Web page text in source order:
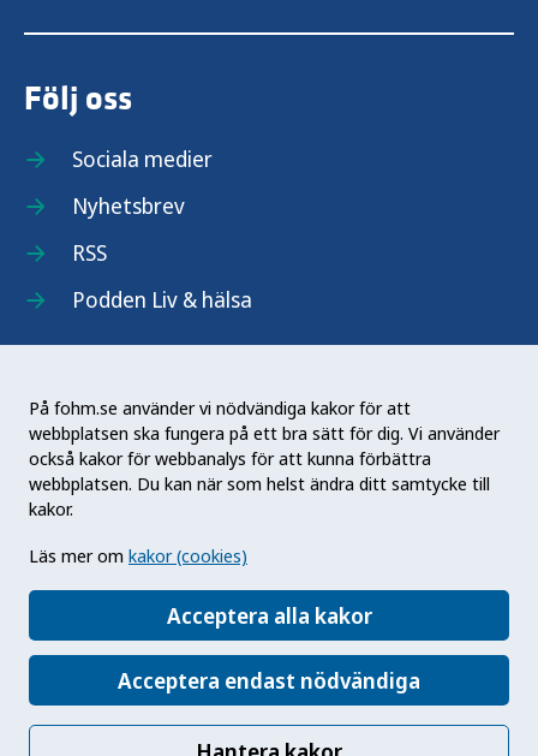
På fohm.se använder vi nödvändiga kakor för att
webbplatsen ska fungera på ett bra sätt för dig. Vi använder
också kakor för webbanalys för att kunna förbättra
webbplatsen. Du kan när som helst ändra ditt samtycke till
kakor.
Läs mer om kakor (cookies)
Acceptera alla kakor
Acceptera endast nödvändiga
Följ oss
Sociala medier
Nyhetsbrev
RSS
Podden Liv & hälsa
Folkhälsomyndigheten (Fohm) är en nationell
kunskapsmyndighet som arbetar för en bättre
folkhälsa. Det gör myndigheten genom att
främja hälsa, förebygga ohälsa och skydda mot
hälsohot. Vår vision är en folkhälsa som stärker
samhällets utveckling.